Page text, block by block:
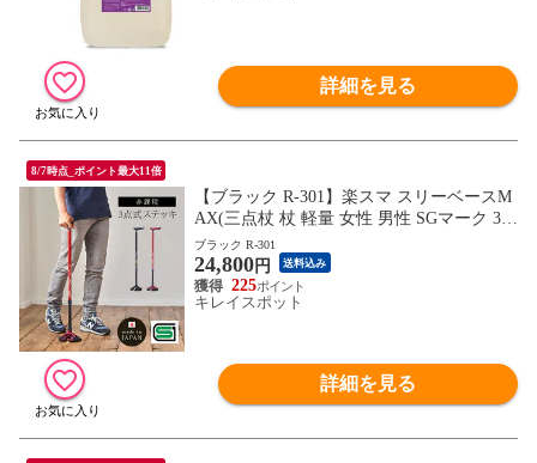
詳細を見る
8/7時点_ポイント最大11倍
【ブラック R-301】楽スマ スリーベースM
AX(三点杖 杖 軽量 女性 男性 SGマーク 3点
支え つえ 安定 シンプル おしゃれ 日本製
男性用)※1枚目の画像は代表イメージのた
め色・柄が異なる場合がございます。2枚
目以降で色・柄をご確認下さい。
ブラック R-301
24,800円 送料込み
225
キレイスポット
詳細を見る